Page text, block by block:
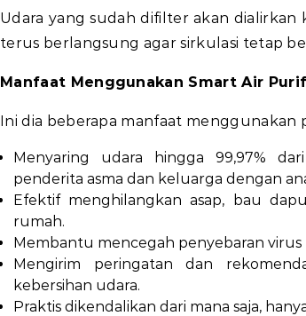
Udara yang sudah difilter akan dialirkan
terus berlangsung agar sirkulasi tetap
Manfaat Menggunakan Smart Air
Ini dia beberapa manfaat menggunakan
Menyaring udara hingga 99,97%
penderita asma dan keluarga dengan
Efektif menghilangkan asap, bau
rumah.
Membantu mencegah penyebaran virus
Mengirim peringatan dan
kebersihan udara.
Praktis dikendalikan dari mana saja,